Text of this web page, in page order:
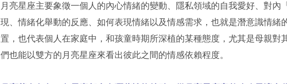
月亮星座主要象徵一個人的內心情緒的變動、隱私領域的自我愛好、對內
現、情緒化舉動的反應、如何表現情緒以及情感需求，也就是潛意識情緒
置，也代表個人在家庭中，和孩童時期所深植的某種態度，尤其是母親對
們也能以雙方的月亮星座來看出彼此之間的情感依賴程度。